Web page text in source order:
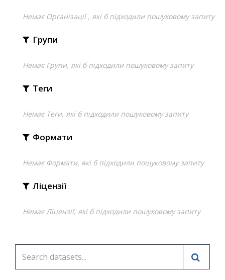
Немає Організації , які б підходили пошуковому запиту
Групи
Немає Групи, які б підходили пошуковому запиту
Теги
Немає Теги, які б підходили пошуковому запиту
Формати
Немає Формати, які б підходили пошуковому запиту
Ліцензії
Немає Ліцензії, які б підходили пошуковому запиту